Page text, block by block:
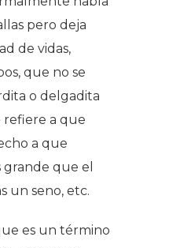
pero deja
de vidas,
que no se
o delgadita
refiere a que
a que
que el
un seno, etc.
es un término